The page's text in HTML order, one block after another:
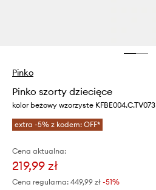
Pinko
Pinko szorty dziecięce
kolor beżowy wzorzyste KFBE004.C.TV073
extra -5% z kodem: OFF*
Cena aktualna:
219,99 zł
Cena regularna: 449,99 zł -51%